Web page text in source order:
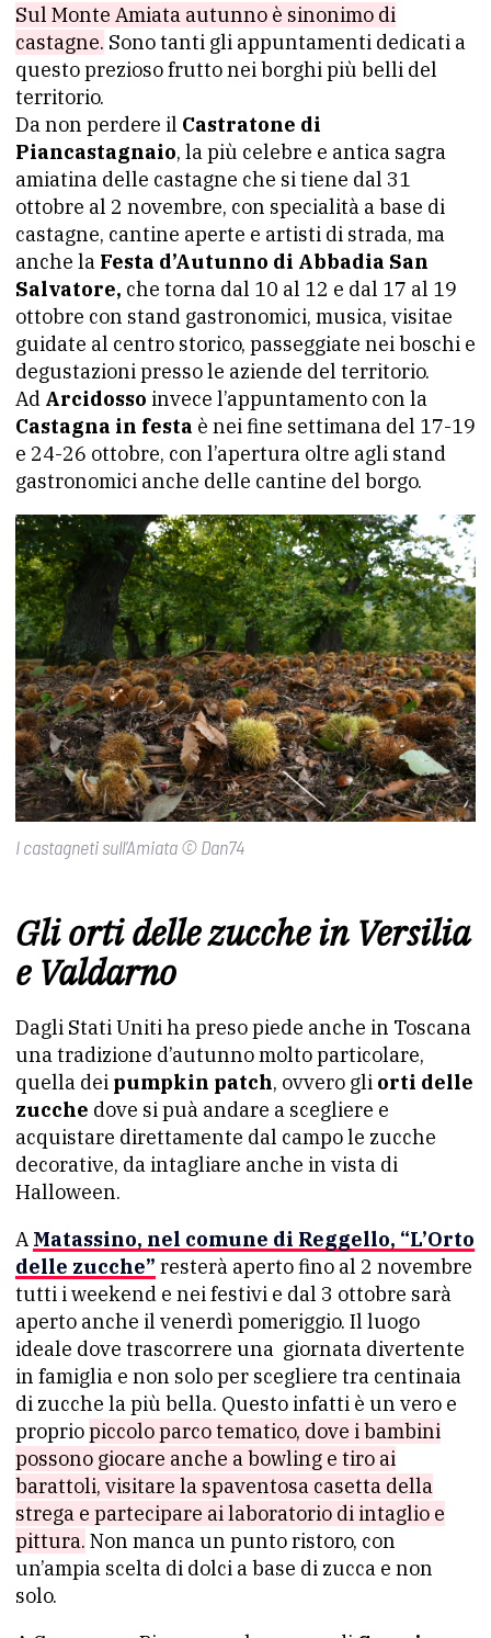
Sul Monte Amiata autunno è sinonimo di
castagne. Sono tanti gli appuntamenti dedicati a
questo prezioso frutto nei borghi più belli del
territorio.
Da non perdere il Castratone di
Piancastagnaio, la più celebre e antica sagra
amiatina delle castagne che si tiene dal 31
ottobre al 2 novembre, con specialità a base di
castagne, cantine aperte e artisti di strada, ma
anche la Festa d’Autunno di Abbadia San
Salvatore, che torna dal 10 al 12 e dal 17 al 19
ottobre con stand gastronomici, musica, visitae
guidate al centro storico, passeggiate nei boschi e
degustazioni presso le aziende del territorio.
Ad Arcidosso invece l’appuntamento con la
Castagna in festa è nei fine settimana del 17-19
e 24-26 ottobre, con l’apertura oltre agli stand
gastronomici anche delle cantine del borgo.
I castagneti sull’Amiata © Dan74
Gli orti delle zucche in Versilia
e Valdarno
Dagli Stati Uniti ha preso piede anche in Toscana
una tradizione d’autunno molto particolare,
quella dei pumpkin patch, ovvero gli orti delle
zucche dove si puà andare a scegliere e
acquistare direttamente dal campo le zucche
decorative, da intagliare anche in vista di
Halloween.
A Matassino, nel comune di Reggello, “L’Orto
delle zucche” resterà aperto fino al 2 novembre
tutti i weekend e nei festivi e dal 3 ottobre sarà
aperto anche il venerdì pomeriggio. Il luogo
ideale dove trascorrere una giornata divertente
in famiglia e non solo per scegliere tra centinaia
di zucche la più bella. Questo infatti è un vero e
propriopiccolo parco tematico, dove i bambini
possono giocare anche a bowling e tiro ai
barattoli, visitare la spaventosa casetta della
strega e partecipare ai laboratorio di intaglio e
pittura. Non manca un punto ristoro, con
un’ampia scelta di dolci a base di zucca e non
solo.